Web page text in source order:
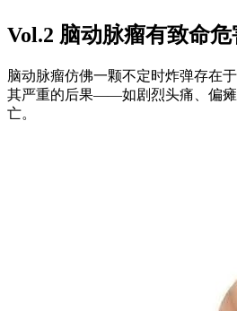
Vol.2 脑动脉瘤有致命危
脑动脉瘤仿佛一颗不定时炸弹存在
其严重的后果——如剧烈头痛、偏
亡。